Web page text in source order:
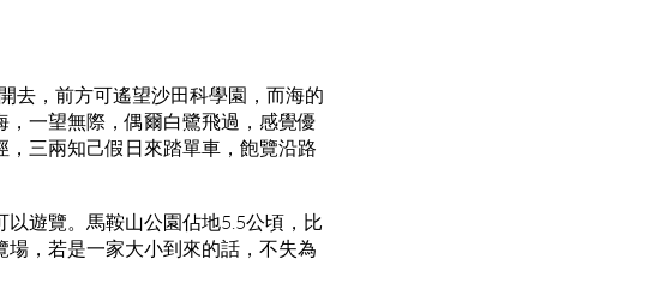
去，前方可遙望沙田科學園，而海的
一望無際，偶爾白鷺飛過，感覺優
三兩知己假日來踏單車，飽覽沿路
遊覽。馬鞍山公園佔地5.5公頃，比
，若是一家大小到來的話，不失為